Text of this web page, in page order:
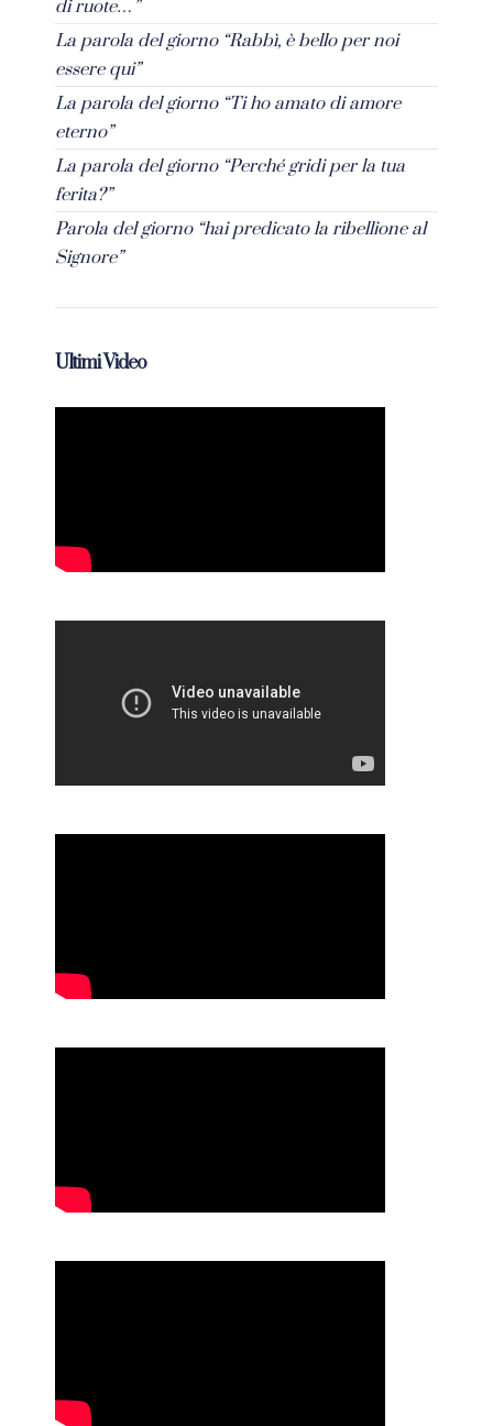
di ruote…”
La parola del giorno “Rabbì, è bello per noi
essere qui”
La parola del giorno “Ti ho amato di amore
eterno”
La parola del giorno “Perché gridi per la tua
ferita?”
Parola del giorno “hai predicato la ribellione al
Signore”
Ultimi Video